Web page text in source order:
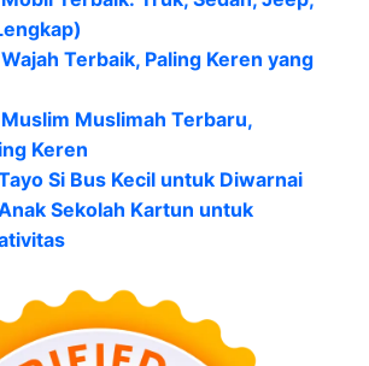
Terbaik, Paling Keren yang
Muslimah Terbaru,
Keren
Si Bus Kecil untuk Diwarnai
Sekolah Kartun untuk